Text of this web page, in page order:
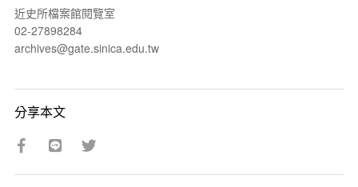
近史所檔案館閱覽室
02-27898284
archives@gate.sinica.edu.tw
分享本文